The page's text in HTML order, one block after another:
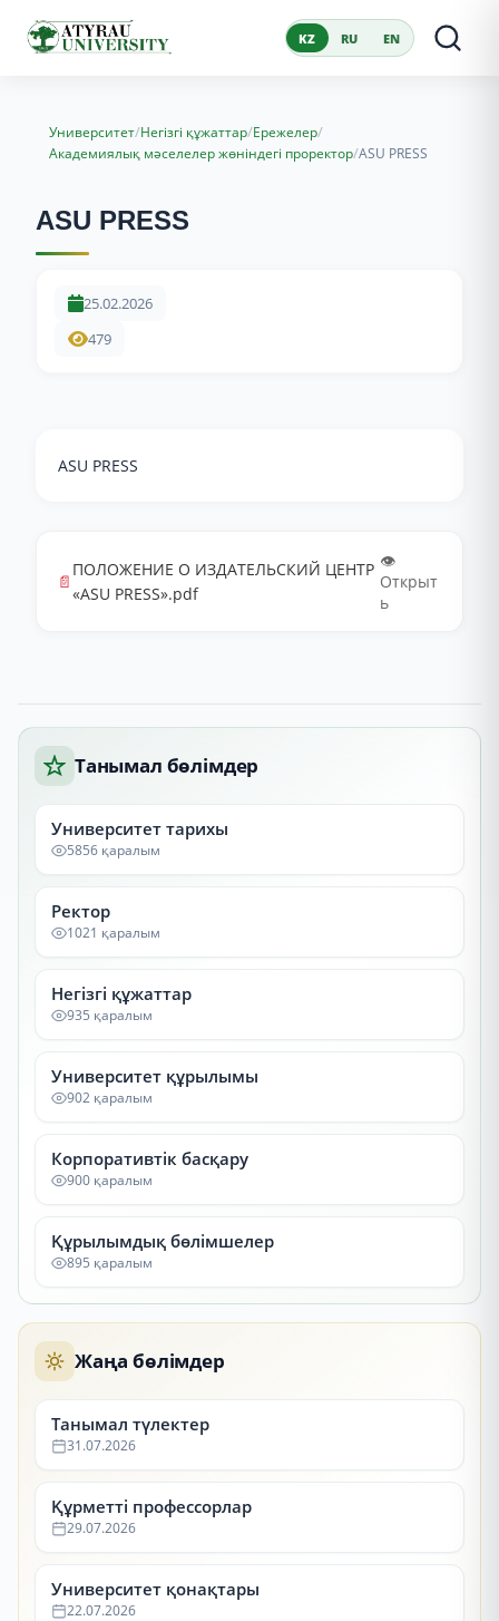
KZ RU EN
Университет/Негізгі құжаттар/Ережелер/
Академиялық мәселелер жөніндегі проректор/ASU PRESS
ASU PRESS
25.02.2026
479
ASU PRESS
📄
ПОЛОЖЕНИЕ О ИЗДАТЕЛЬСКИЙ ЦЕНТР
«ASU PRESS».pdf
👁️
Открыт
ь
Танымал бөлімдер
Университет тарихы
5856 қаралым
Ректор
1021 қаралым
Негізгі құжаттар
935 қаралым
Университет құрылымы
902 қаралым
Корпоративтік басқару
900 қаралым
Құрылымдық бөлімшелер
895 қаралым
Жаңа бөлімдер
Танымал түлектер
31.07.2026
Құрметті профессорлар
29.07.2026
Университет қонақтары
22.07.2026